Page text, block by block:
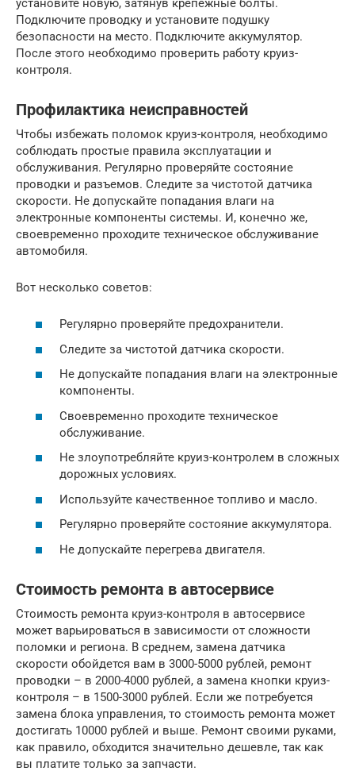
Подключите проводку и установите подушку
безопасности на место. Подключите аккумулятор.
После этого необходимо проверить работу круиз-
контроля.
Профилактика неисправностей
Чтобы избежать поломок круиз-контроля, необходимо
соблюдать простые правила эксплуатации и
обслуживания. Регулярно проверяйте состояние
проводки и разъемов. Следите за чистотой датчика
скорости. Не допускайте попадания влаги на
электронные компоненты системы. И, конечно же,
своевременно проходите техническое обслуживание
автомобиля.
Вот несколько советов:
Регулярно проверяйте предохранители.
Следите за чистотой датчика скорости.
Не допускайте попадания влаги на электронные
компоненты.
Своевременно проходите техническое
обслуживание.
Не злоупотребляйте круиз-контролем в сложных
дорожных условиях.
Используйте качественное топливо и масло.
Регулярно проверяйте состояние аккумулятора.
Не допускайте перегрева двигателя.
Стоимость ремонта в автосервисе
Стоимость ремонта круиз-контроля в автосервисе
может варьироваться в зависимости от сложности
поломки и региона. В среднем, замена датчика
скорости обойдется вам в 3000-5000 рублей, ремонт
проводки – в 2000-4000 рублей, а замена кнопки круиз-
контроля – в 1500-3000 рублей. Если же потребуется
замена блока управления, то стоимость ремонта может
достигать 10000 рублей и выше. Ремонт своими руками,
как правило, обходится значительно дешевле, так как
вы платите только за запчасти.